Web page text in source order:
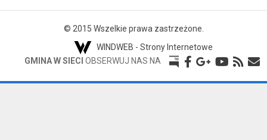
© 2015 Wszelkie prawa zastrzeżone.
WINDWEB - Strony Internetowe
GMINA W SIECI OBSERWUJ NAS NA